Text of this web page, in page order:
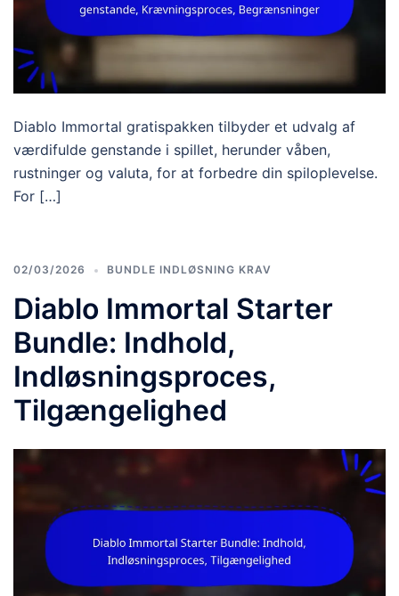
Diablo Immortal gratispakken tilbyder et udvalg af
værdifulde genstande i spillet, herunder våben,
rustninger og valuta, for at forbedre din spiloplevelse.
For […]
02/03/2026 BUNDLE INDLØSNING KRAV
Diablo Immortal Starter
Bundle: Indhold,
Indløsningsproces,
Tilgængelighed